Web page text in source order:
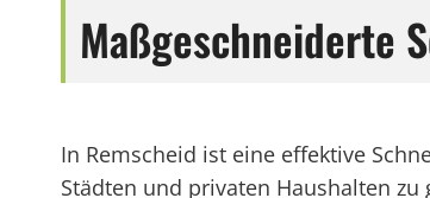
Maßgeschneiderte
In Remscheid ist eine effektive
Städten und privaten Haushalten